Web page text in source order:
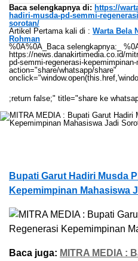
Baca selengkapnya di: https://
hadiri-musda-pd-semmi-
sorotan/
Artikel Pertama kali di : Warta Bela
Rohman
%0A%0A_Baca selengkapnya:_
https://news.danakirtimedia.co.id/
pd-semmi-regenerasi-
action="share/whatsapp/share"
;return false;" title="share ke
Bupati Garut Hadiri Musda
Kepemimpinan Mahasiswa
Baca juga: MITRA MEDIA :